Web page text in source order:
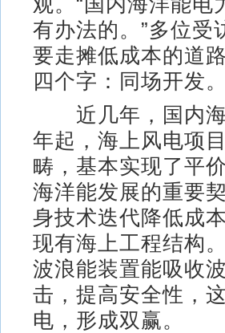
有办法的。”多位受
要走摊低成本的道
四个字：同场开发。
近几年，国内海
年起，海上风电项
畴，基本实现了平
海洋能发展的重要
身技术迭代降低成
现有海上工程结构
波浪能装置能吸收
击，提高安全性，
电，形成双赢。